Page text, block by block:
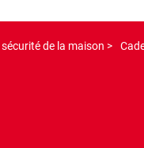
de la maison >